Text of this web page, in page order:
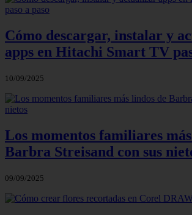
Cómo descargar, instalar y
apps en Hitachi Smart TV
10/09/2025
Los momentos familiares
Barbra Streisand con sus
09/09/2025